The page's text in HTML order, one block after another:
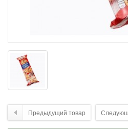
Предыдущий товар